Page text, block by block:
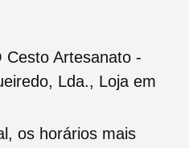
Cesto Artesanato -
Lda., Loja em
os horários mais